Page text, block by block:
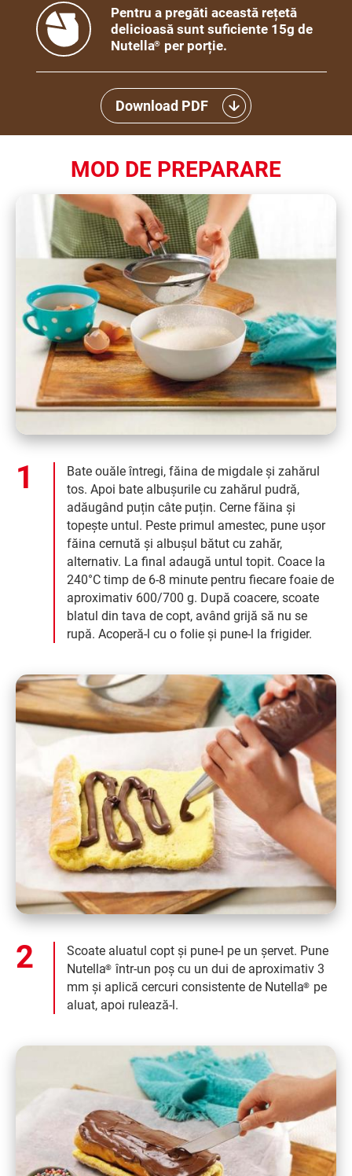
Pentru a pregăti această rețetă
delicioasă sunt suficiente 15g de
Nutella® per porție.
Download PDF
MOD DE PREPARARE
Bate ouăle întregi, făina de migdale și zahărul
tos. Apoi bate albușurile cu zahărul pudră,
adăugând puțin câte puțin. Cerne făina și
topește untul. Peste primul amestec, pune ușor
făina cernută și albușul bătut cu zahăr,
alternativ. La final adaugă untul topit. Coace la
240°C timp de 6-8 minute pentru fiecare foaie de
aproximativ 600/700 g. După coacere, scoate
blatul din tava de copt, având grijă să nu se
rupă. Acoperă-l cu o folie și pune-l la frigider.
Scoate aluatul copt și pune-l pe un șervet. Pune
Nutella® într-un poș cu un dui de aproximativ 3
mm și aplică cercuri consistente de Nutella® pe
aluat, apoi rulează-l.